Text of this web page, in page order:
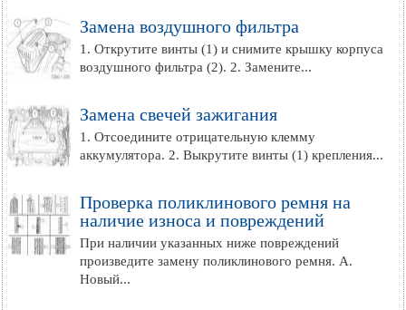
Замена воздушного фильтра
1. Открутите винты (1) и снимите крышку корпуса
воздушного фильтра (2). 2. Замените...
Замена свечей зажигания
1. Отсоедините отрицательную клемму
аккумулятора. 2. Выкрутите винты (1) крепления...
Проверка поликлинового ремня на
наличие износа и повреждений
При наличии указанных ниже повреждений
произведите замену поликлинового ремня. А.
Новый...